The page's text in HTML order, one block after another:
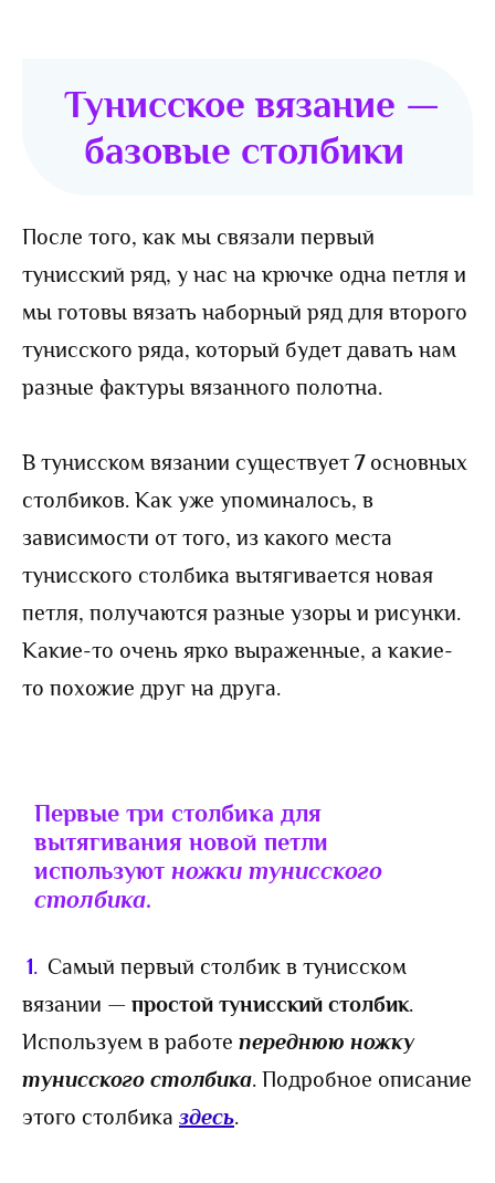
Тунисское вязание —
базовые столбики
После того, как мы связали первый
тунисский ряд, у нас на крючке одна петля и
мы готовы вязать наборный ряд для второго
тунисского ряда, который будет давать нам
разные фактуры вязанного полотна.
В тунисском вязании существует7 основных
столбиков. Как уже упоминалось, в
зависимости от того, из какого места
тунисского столбика вытягивается новая
петля, получаются разные узоры и рисунки.
Какие-то очень ярко выраженные, а какие-
то похожие друг на друга.
Первые три столбика для
вытягивания новой петли
используют ножки тунисского
столбика.
1. Самый первый столбик в тунисском
вязании — простой тунисский столбик.
Используем в работе переднюю ножку
тунисского столбика. Подробное описание
этого столбика здесь.